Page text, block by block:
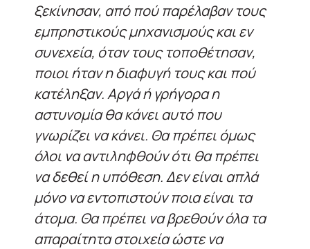
ξεκίνησαν, από πού παρέλαβαν τους
εμπρηστικούς μηχανισμούς και εν
συνεχεία, όταν τους τοποθέτησαν,
ποιοι ήταν η διαφυγή τους και πού
κατέληξαν. Αργά ή γρήγορα η
αστυνομία θα κάνει αυτό που
γνωρίζει να κάνει. Θα πρέπει όμως
όλοι να αντιληφθούν ότι θα πρέπει
να δεθεί η υπόθεση. Δεν είναι απλά
μόνο να εντοπιστούν ποια είναι τα
άτομα. Θα πρέπει να βρεθούν όλα τα
απαραίτητα στοιχεία ώστε να